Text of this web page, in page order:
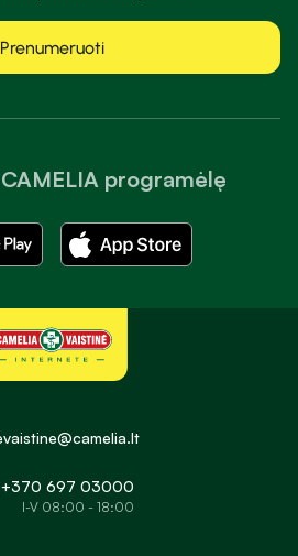
programėlę
Prenumeruoti
+370 697 03000
I-V 08:00 - 18:00